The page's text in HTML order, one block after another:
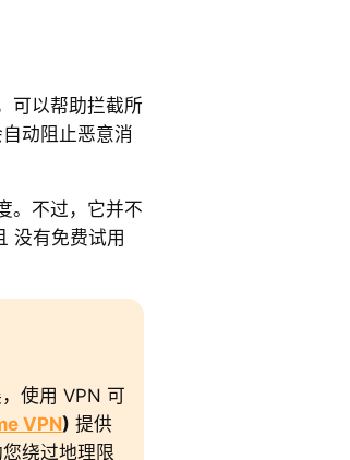
可以帮助拦截所
动阻止恶意消
。不过，它并不
没有免费试用
使用 VPN 可
VPN) 提供
绕过地理限